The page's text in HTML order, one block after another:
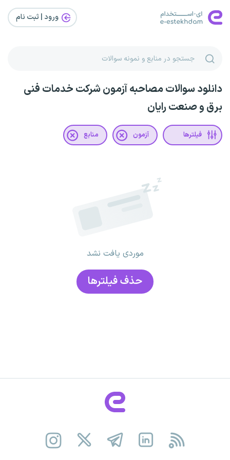
ورود | ثبت‌ نام
دانلود سوالات مصاحبه آزمون شرکت خدمات فنی
برق و صنعت رایان
فیلترها آزمون منابع
موردی یافت نشد
حذف فیلتر‌ها